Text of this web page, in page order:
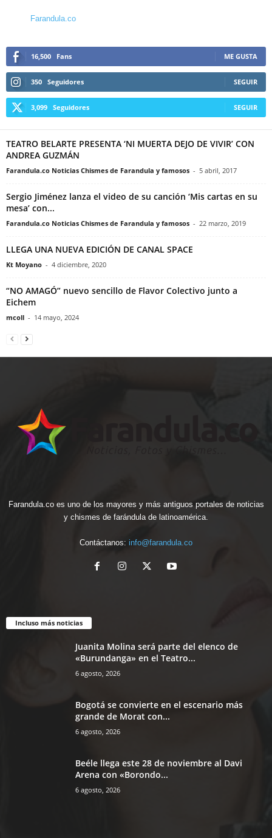
Farandula.co
16,500 Fans ME GUSTA
350 Seguidores SEGUIR
3,099 Seguidores SEGUIR
TEATRO BELARTE PRESENTA ‘NI MUERTA DEJO DE VIVIR’ CON
ANDREA GUZMÁN
Farandula.co Noticias Chismes de Farandula y famosos - 5 abril, 2017
Sergio Jiménez lanza el video de su canción ‘Mis cartas en su
mesa’ con...
Farandula.co Noticias Chismes de Farandula y famosos - 22 marzo, 2019
LLEGA UNA NUEVA EDICIÓN DE CANAL SPACE
Kt Moyano - 4 diciembre, 2020
“NO AMAGÓ” nuevo sencillo de Flavor Colectivo junto a
Eichem
mcoll - 14 mayo, 2024
Farandula.co es uno de los mayores y más antiguos portales de noticias
y chismes de farándula de latinoamérica.
Contáctanos: info@farandula.co
Incluso más noticias
Juanita Molina será parte del elenco de
«Burundanga» en el Teatro...
6 agosto, 2026
Bogotá se convierte en el escenario más
grande de Morat con...
6 agosto, 2026
Beéle llega este 28 de noviembre al Davi
Arena con «Borondo...
6 agosto, 2026